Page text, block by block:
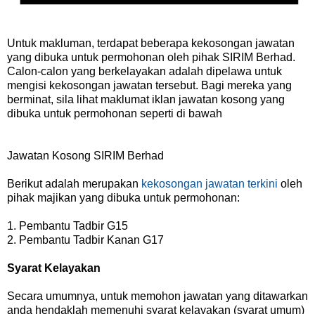
Untuk makluman, terdapat beberapa kekosongan jawatan
yang dibuka untuk permohonan oleh pihak SIRIM Berhad.
Calon-calon yang berkelayakan adalah dipelawa untuk
mengisi kekosongan jawatan tersebut. Bagi mereka yang
berminat, sila lihat maklumat iklan jawatan kosong yang
dibuka untuk permohonan seperti di bawah
Jawatan Kosong SIRIM Berhad
Berikut adalah merupakan kekosongan jawatan terkini oleh
pihak majikan yang dibuka untuk permohonan:
1. Pembantu Tadbir G15
2. Pembantu Tadbir Kanan G17
Syarat Kelayakan
Secara umumnya, untuk memohon jawatan yang ditawarkan
anda hendaklah memenuhi syarat kelayakan (syarat umum)